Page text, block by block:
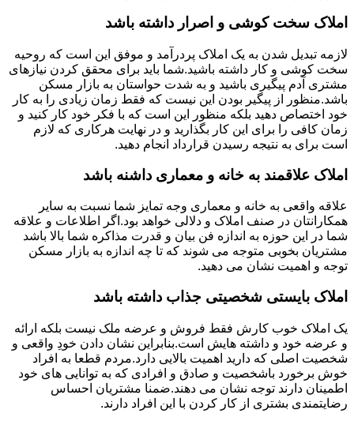
املاک سخت کوشی و اصرار داشته باشد
لازمه تبدیل شدن به یک املاک پردرآمد و موفق این است که روحیه
سخت کوشی و کار داشته باشید.شما باید برای محقق کردن نیازهای
مشتری آدم پیگیری باشید و به شدت حواستان به بازار مسکن
باشد.منظور از پیگیر بودن این نیست که فقط زمان زیادی را به کار
خود اختصاص دهید بلکه منظور این است که با فکر خود کار کنید و
زمان کافی را برای این کار بگذارید و در نهایت هرکاری که لازم
است برای به نتیجه رسیدن قرارداد انجام دهید.
املاک علاقمند به خانه و معماری داشنه باشد
علاقه واقعی به خانه و معماری وجه تمایز شما نسبت به سایر
همکارانتان در صنف املاک و دلالی خواهد بود.اگر اطلاعات و علاقه
شما در این حوزه به اندازه فن بیان و قدرت مذاکره شما بالا باشد
مشتریان بخوبی متوجه می شوند که تا چه اندازه به بازار مسکن
توجه و اهمیت نشان می دهید.
املاک بایستی شخصیتی جذاب داشته باشد
یک املاک خوب کارش فقط فروش و عرضه ملک نیست بلکه ارائه
و عرضه خود و داشته هایش است.بنابراین نشان دادن خودِ واقعی و
شخصیت اصلی که دارید اهمیت بالایی دارد.مردم قطعا به افراد
خوش برخورد باشخصیت و صادق و افرادی که به توانایی های خود
اطمینان دارند توجه نشان می دهند.ضمنا مشتریان احساس
رضایتمندی بشتری از کار کردن با این افراد دارند.